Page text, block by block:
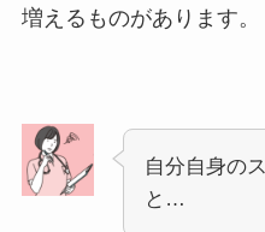
増えるものがあります。
自分自身の
と…